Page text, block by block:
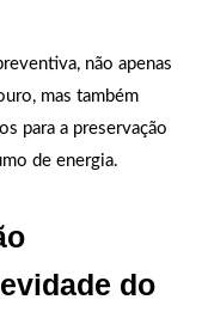
não apenas
mas também
para a preservação
de energia.
do